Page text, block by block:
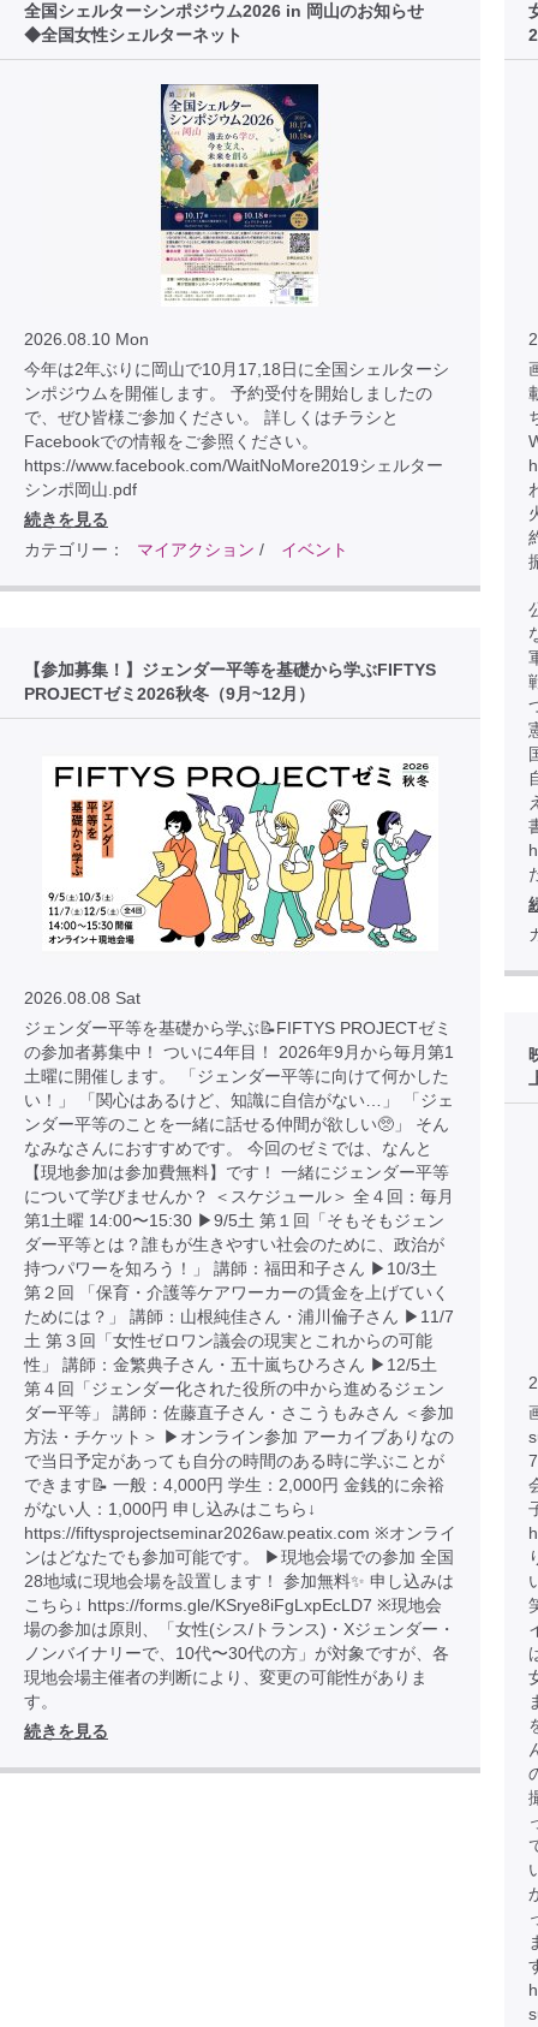
全国シェルターシンポジウム2026 in 岡山のお知らせ
◆全国女性シェルターネット
2026.08.10 Mon
今年は2年ぶりに岡山で10月17,18日に全国シェルターシ
ンポジウムを開催します。 予約受付を開始しましたの
で、ぜひ皆様ご参加ください。 詳しくはチラシと
Facebookでの情報をご参照ください。
https://www.facebook.com/WaitNoMore2019シェルター
シンポ岡山.pdf
続きを見る
カテゴリー：
マイアクション / イベント
【参加募集！】ジェンダー平等を基礎から学ぶFIFTYS
PROJECTゼミ2026秋冬（9月~12月）
2026.08.08 Sat
ジェンダー平等を基礎から学ぶ📝FIFTYS PROJECTゼミ
の参加者募集中！ ついに4年目！ 2026年9月から毎月第1
土曜に開催します。 「ジェンダー平等に向けて何かした
い！」 「関心はあるけど、知識に自信がない…」 「ジェ
ンダー平等のことを一緒に話せる仲間が欲しい🥺」 そん
なみなさんにおすすめです。 今回のゼミでは、なんと
【現地参加は参加費無料】です！ 一緒にジェンダー平等
について学びませんか？ ＜スケジュール＞ 全４回：毎月
第1土曜 14:00〜15:30 ▶︎9/5土 第１回「そもそもジェン
ダー平等とは？誰もが生きやすい社会のために、政治が
持つパワーを知ろう！」 講師：福田和子さん ▶︎10/3土
第２回 「保育・介護等ケアワーカーの賃金を上げていく
ためには？」 講師：山根純佳さん・浦川倫子さん ▶︎11/7
土 第３回「女性ゼロワン議会の現実とこれからの可能
性」 講師：金繁典子さん・五十嵐ちひろさん ▶︎12/5土
第４回「ジェンダー化された役所の中から進めるジェン
ダー平等」 講師：佐藤直子さん・さこうもみさん ＜参加
方法・チケット＞ ▶︎オンライン参加 アーカイブありなの
で当日予定があっても自分の時間のある時に学ぶことが
できます📝 一般：4,000円 学生：2,000円 金銭的に余裕
がない人：1,000円 申し込みはこちら↓
https://fiftysprojectseminar2026aw.peatix.com ※オンライ
ンはどなたでも参加可能です。 ▶︎現地会場での参加 全国
28地域に現地会場を設置します！ 参加無料✨ 申し込みは
こちら↓ https://forms.gle/KSrye8iFgLxpEcLD7 ※現地会
場の参加は原則、「女性(シス/トランス)・Xジェンダー・
ノンバイナリーで、10代〜30代の方」が対象ですが、各
現地会場主催者の判断により、変更の可能性がありま
す。
続きを見る